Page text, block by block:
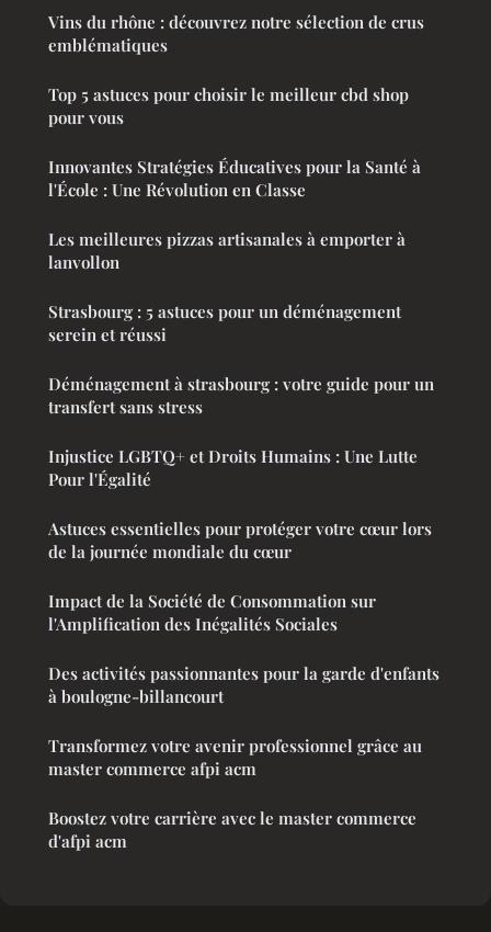
Vins du rhône : découvrez notre sélection de crus
emblématiques
Top 5 astuces pour choisir le meilleur cbd shop
pour vous
Innovantes Stratégies Éducatives pour la Santé à
l'École : Une Révolution en Classe
Les meilleures pizzas artisanales à emporter à
lanvollon
Strasbourg : 5 astuces pour un déménagement
serein et réussi
Déménagement à strasbourg : votre guide pour un
transfert sans stress
Injustice LGBTQ+ et Droits Humains : Une Lutte
Pour l'Égalité
Astuces essentielles pour protéger votre cœur lors
de la journée mondiale du cœur
Impact de la Société de Consommation sur
l'Amplification des Inégalités Sociales
Des activités passionnantes pour la garde d'enfants
à boulogne-billancourt
Transformez votre avenir professionnel grâce au
master commerce afpi acm
Boostez votre carrière avec le master commerce
d'afpi acm